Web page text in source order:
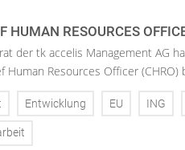
HUMAN RESOURCES
der tk accelis Management AG
Human Resources Officer (CHRO)
Entwicklung EU ING